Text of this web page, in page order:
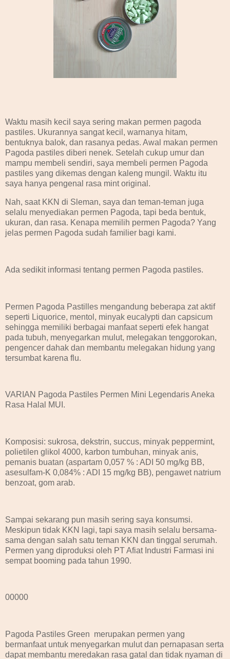
Waktu masih kecil saya sering makan permen pagoda
pastiles. Ukurannya sangat kecil, warnanya hitam,
bentuknya balok, dan rasanya pedas. Awal makan permen
Pagoda pastiles diberi nenek. Setelah cukup umur dan
mampu membeli sendiri, saya membeli permen Pagoda
pastiles yang dikemas dengan kaleng mungil. Waktu itu
saya hanya pengenal rasa mint original.
Nah, saat KKN di Sleman, saya dan teman-teman juga
selalu menyediakan permen Pagoda, tapi beda bentuk,
ukuran, dan rasa. Kenapa memilih permen Pagoda? Yang
jelas permen Pagoda sudah familier bagi kami.
Ada sedikit informasi tentang permen Pagoda pastiles.
Permen Pagoda Pastilles mengandung beberapa zat aktif
seperti Liquorice, mentol, minyak eucalypti dan capsicum
sehingga memiliki berbagai manfaat seperti efek hangat
pada tubuh, menyegarkan mulut, melegakan tenggorokan,
pengencer dahak dan membantu melegakan hidung yang
tersumbat karena flu.
VARIAN Pagoda Pastiles Permen Mini Legendaris Aneka
Rasa Halal MUI.
Komposisi: sukrosa, dekstrin, succus, minyak peppermint,
polietilen glikol 4000, karbon tumbuhan, minyak anis,
pemanis buatan (aspartam 0,057 % : ADI 50 mg/kg BB,
asesulfam-K 0,084% : ADI 15 mg/kg BB), pengawet natrium
benzoat, gom arab.
Sampai sekarang pun masih sering saya konsumsi.
Meskipun tidak KKN lagi, tapi saya masih selalu bersama-
sama dengan salah satu teman KKN dan tinggal serumah.
Permen yang diproduksi oleh PT Afiat Industri Farmasi ini
sempat booming pada tahun 1990.
00000
Pagoda Pastiles Green merupakan permen yang
bermanfaat untuk menyegarkan mulut dan pernapasan serta
dapat membantu meredakan rasa gatal dan tidak nyaman di